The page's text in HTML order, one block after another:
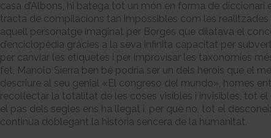
casa d’Albons, hi batega tot un món en forma de diccionari
tracta de compilacions tan impossibles com les realitzades
aquell personatge imaginat per Borges que dilatava el
d’enciclopèdia gràcies a la seva infinita capacitat per
per canviar les etiquetes i per improvisar les taxonomies
fet, Manolo Sierra ben bé podria ser un dels herois que el
descriure al seu genial «El congreso del mundo», homes
recol·lectar la totalitat de les coses visibles i invisibles, tot
el pas dels segles ens ha llegat i, per què no, tot el
continua doblegant la història sencera de la humanitat.